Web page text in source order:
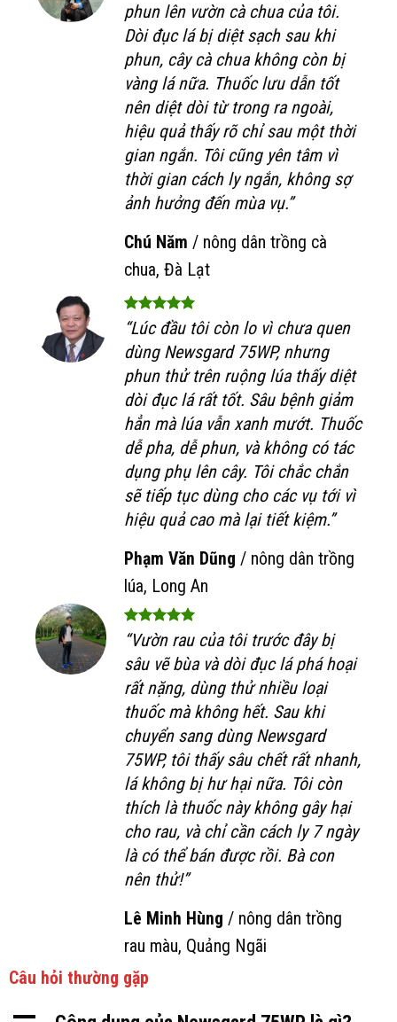
phun lên vườn cà chua của tôi.
Dòi đục lá bị diệt sạch sau khi
phun, cây cà chua không còn bị
vàng lá nữa. Thuốc lưu dẫn tốt
nên diệt dòi từ trong ra ngoài,
hiệu quả thấy rõ chỉ sau một thời
gian ngắn. Tôi cũng yên tâm vì
thời gian cách ly ngắn, không sợ
ảnh hưởng đến mùa vụ.”
Chú Năm / nông dân trồng cà
chua, Đà Lạt
“Lúc đầu tôi còn lo vì chưa quen
dùng Newsgard 75WP, nhưng
phun thử trên ruộng lúa thấy diệt
dòi đục lá rất tốt. Sâu bệnh giảm
hẳn mà lúa vẫn xanh mướt. Thuốc
dễ pha, dễ phun, và không có tác
dụng phụ lên cây. Tôi chắc chắn
sẽ tiếp tục dùng cho các vụ tới vì
hiệu quả cao mà lại tiết kiệm.”
Phạm Văn Dũng / nông dân trồng
lúa, Long An
“Vườn rau của tôi trước đây bị
sâu vẽ bùa và dòi đục lá phá hoại
rất nặng, dùng thử nhiều loại
thuốc mà không hết. Sau khi
chuyển sang dùng Newsgard
75WP, tôi thấy sâu chết rất nhanh,
lá không bị hư hại nữa. Tôi còn
thích là thuốc này không gây hại
cho rau, và chỉ cần cách ly 7 ngày
là có thể bán được rồi. Bà con
nên thử!”
Lê Minh Hùng / nông dân trồng
rau màu, Quảng Ngãi
Câu hỏi thường gặp